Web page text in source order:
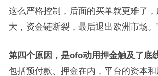
这么严格控制，后面的买单就更难了
大，资金链断裂，最后退出欧洲市场。
第四个原因，是ofo动用押金触及了底
包括预付款、押金在内，平台的资本